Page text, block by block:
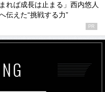
れば成長は止まる」西内悠人
伝えた“挑戦する力”
PR